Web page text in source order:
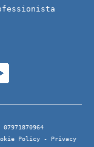
Policy - Privacy